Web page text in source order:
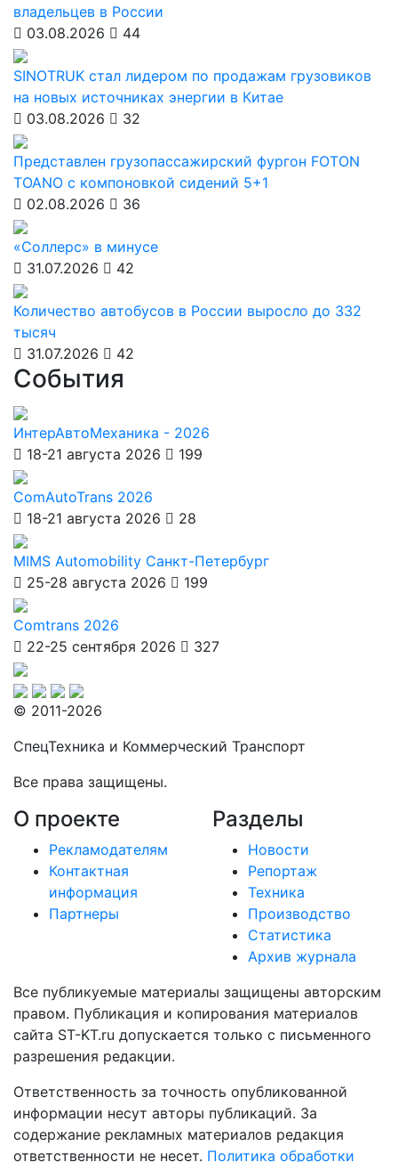
владельцев в России
03.08.2026
44
SINOTRUK стал лидером по продажам грузовиков
на новых источниках энергии в Китае
03.08.2026
32
Представлен грузопассажирский фургон FOTON
TOANO с компоновкой сидений 5+1
02.08.2026
36
«Соллерс» в минусе
31.07.2026
42
Количество автобусов в России выросло до 332
тысяч
31.07.2026
42
События
ИнтерАвтоМеханика - 2026
18-21 августа 2026
199
ComAutoTrans 2026
18-21 августа 2026
28
MIMS Automobility Санкт-Петербург
25-28 августа 2026
199
Comtrans 2026
22-25 сентября 2026
327
© 2011-2026
СпецТехника и Коммерческий Транспорт
Все права защищены.
О проекте
Рекламодателям
Контактная
информация
Партнеры
Разделы
Новости
Репортаж
Техника
Производство
Статистика
Архив журнала
Все публикуемые материалы защищены авторским
правом. Публикация и копирования материалов
сайта ST-KT.ru допускается только с письменного
разрешения редакции.
Ответственность за точность опубликованной
информации несут авторы публикаций. За
содержание рекламных материалов редакция
ответственности не несет. Политика обработки